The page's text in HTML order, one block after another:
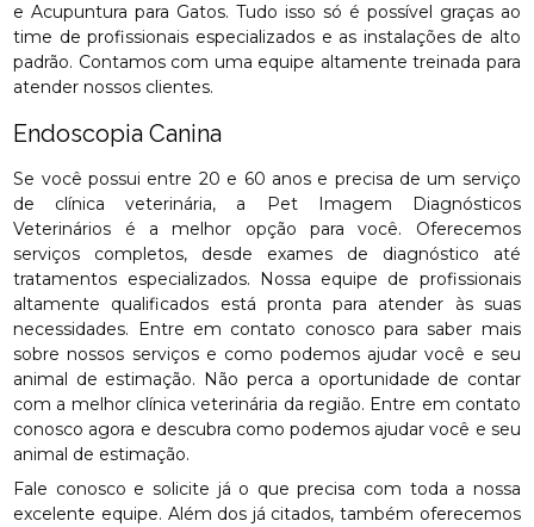
e Acupuntura para Gatos. Tudo isso só é possível graças ao
time de profissionais especializados e as instalações de alto
padrão. Contamos com uma equipe altamente treinada para
atender nossos clientes.
Endoscopia Canina
Se você possui entre 20 e 60 anos e precisa de um serviço
de clínica veterinária, a Pet Imagem Diagnósticos
Veterinários é a melhor opção para você. Oferecemos
serviços completos, desde exames de diagnóstico até
tratamentos especializados. Nossa equipe de profissionais
altamente qualificados está pronta para atender às suas
necessidades. Entre em contato conosco para saber mais
sobre nossos serviços e como podemos ajudar você e seu
animal de estimação. Não perca a oportunidade de contar
com a melhor clínica veterinária da região. Entre em contato
conosco agora e descubra como podemos ajudar você e seu
animal de estimação.
Fale conosco e solicite já o que precisa com toda a nossa
excelente equipe. Além dos já citados, também oferecemos